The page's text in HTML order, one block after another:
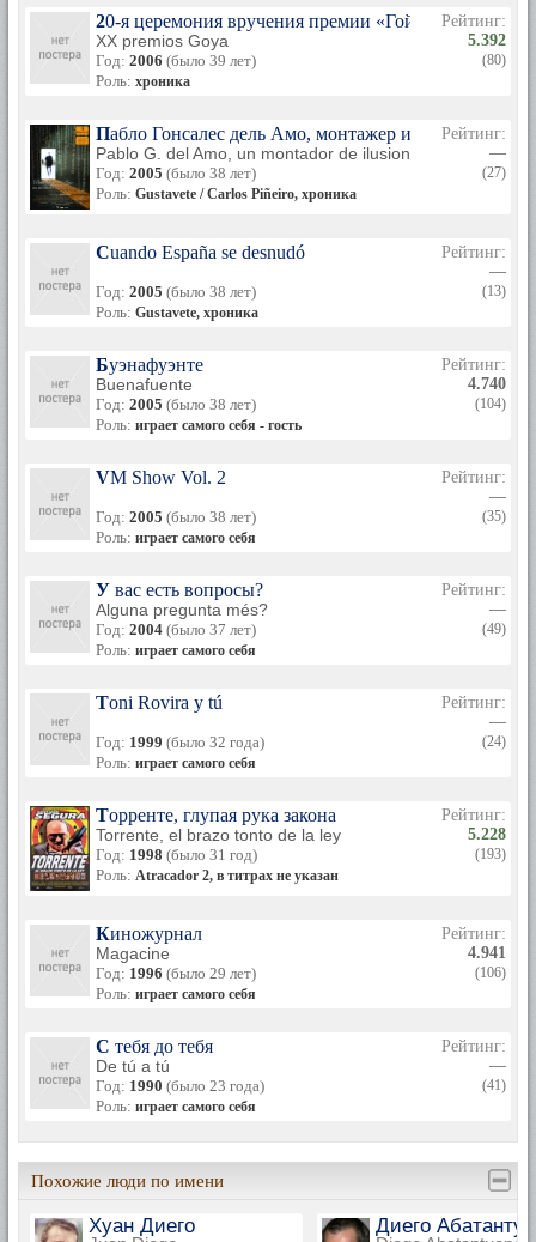
20-я церемония вручения премии «Гойя»
XX premios Goya
Год: 2006 (было 39 лет)
Роль: хроника
Рейтинг:
5.392
(80)
Пабло Гонсалес дель Амо, монтажер иллюзий
Pablo G. del Amo, un montador de ilusiones
Год: 2005 (было 38 лет)
Роль: Gustavete / Carlos Piñeiro, хроника
Рейтинг:
—
(27)
Cuando España se desnudó
Год: 2005 (было 38 лет)
Роль: Gustavete, хроника
Рейтинг:
—
(13)
Буэнафуэнте
Buenafuente
Год: 2005 (было 38 лет)
Роль: играет самого себя - гость
Рейтинг:
4.740
(104)
VM Show Vol. 2
Год: 2005 (было 38 лет)
Роль: играет самого себя
Рейтинг:
—
(35)
У вас есть вопросы?
Alguna pregunta més?
Год: 2004 (было 37 лет)
Роль: играет самого себя
Рейтинг:
—
(49)
Toni Rovira y tú
Год: 1999 (было 32 года)
Роль: играет самого себя
Рейтинг:
—
(24)
Торренте, глупая рука закона
Torrente, el brazo tonto de la ley
Год: 1998 (было 31 год)
Роль: Atracador 2, в титрах не указан
Рейтинг:
5.228
(193)
Киножурнал
Magacine
Год: 1996 (было 29 лет)
Роль: играет самого себя
Рейтинг:
4.941
(106)
С тебя до тебя
De tú a tú
Год: 1990 (было 23 года)
Роль: играет самого себя
Рейтинг:
—
(41)
Похожие люди по имени
Хуан Диего Диего